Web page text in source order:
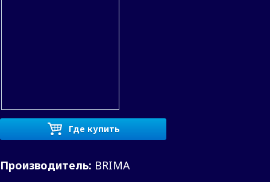
Где купить
Производитель: BRIMA